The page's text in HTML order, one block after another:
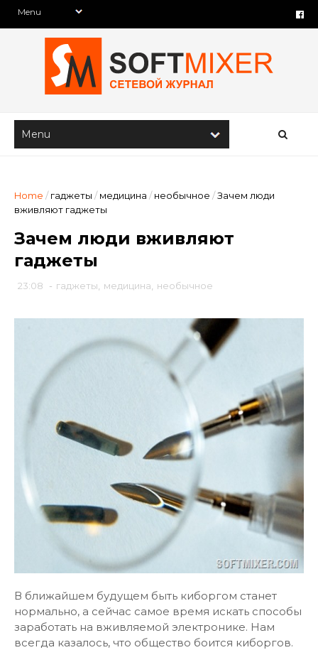
Home / гаджеты / медицина / необычное /Зачем люди
вживляют гаджеты
Зачем люди вживляют
гаджеты
23:08 - гаджеты медицина необычное
В ближайшем будущем быть киборгом станет
нормально, а сейчас самое время искать способы
заработать на вживляемой электронике. Нам
всегда казалось, что общество боится киборгов.